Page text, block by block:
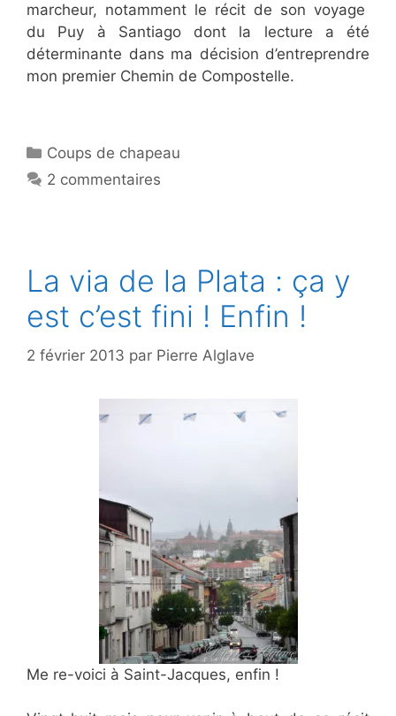
marcheur, notamment le récit de son voyage
du Puy à Santiago dont la lecture a été
déterminante dans ma décision d’entreprendre
mon premier Chemin de Compostelle.
Catégories
Coups de chapeau
2 commentaires
La via de la Plata : ça y
est c’est fini ! Enfin !
2 février 2013 par Pierre Alglave
Me re-voici à Saint-Jacques, enfin !